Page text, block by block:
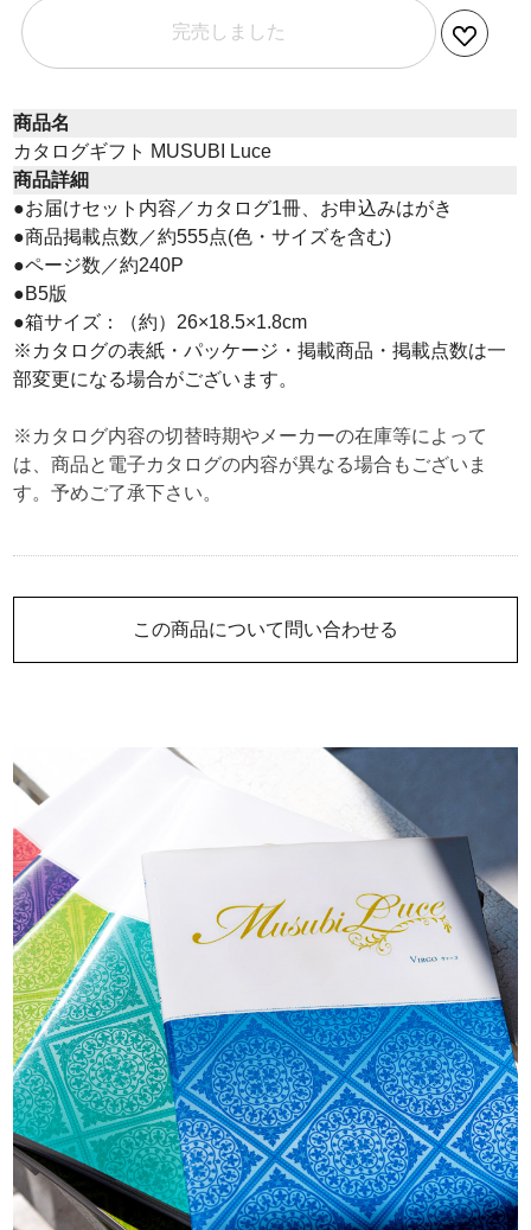
完売しました
この商品について問い合わせる
商品名
カタログギフト MUSUBI Luce
商品詳細
●お届けセット内容／カタログ1冊、お申込みはがき
●商品掲載点数／約555点(色・サイズを含む)
●ページ数／約240P
●B5版
●箱サイズ：（約）26×18.5×1.8cm
※カタログの表紙・パッケージ・掲載商品・掲載点数は一
部変更になる場合がございます。
※カタログ内容の切替時期やメーカーの在庫等によって
は、商品と電子カタログの内容が異なる場合もございま
す。予めご了承下さい。